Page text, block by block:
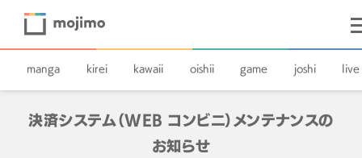
manga kirei kawaii oishii game joshi live
決済システム（WEB コンビニ）メンテナンスの
お知らせ